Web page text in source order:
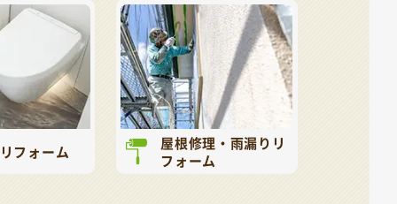
フォーム
屋根修理・雨漏りリ
フォーム